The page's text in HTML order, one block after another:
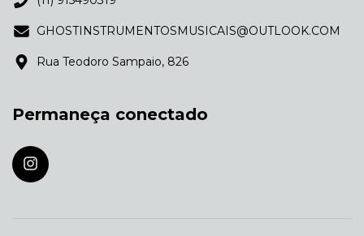
GHOSTINSTRUMENTOSMUSICAIS@OUTLOOK.COM
Rua Teodoro Sampaio, 826
Permaneça conectado